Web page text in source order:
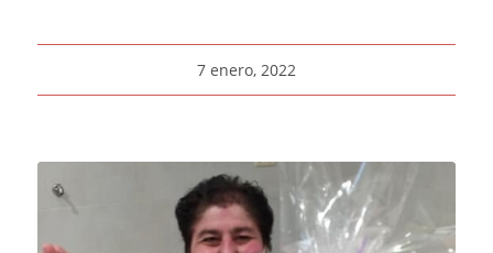
7 enero, 2022